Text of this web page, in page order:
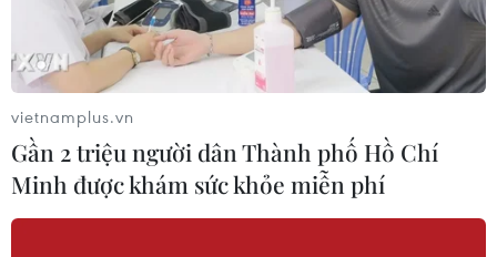
ASEAN Cup 2026: Đội tuyển Việt
Nam tạo "cơn địa chấn" trên truyền
thông khu vực
Báo chí Đông Nam Á "dậy
sóng" vì tuyển Việt Nam, chỉ ra lý do
vietnamplus.vn
Gần 2 triệu người dân Thành phố Hồ Chí
Minh được khám sức khỏe miễn phí